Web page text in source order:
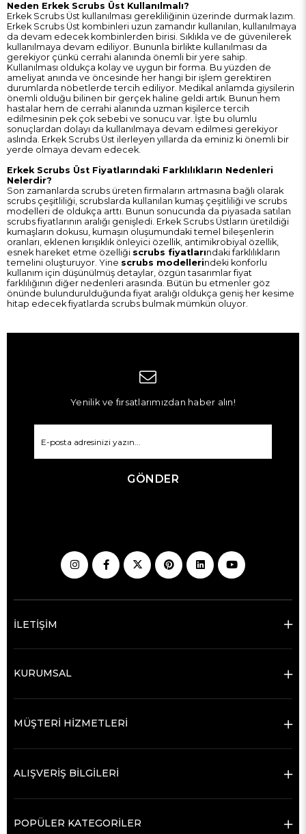
Neden Erkek Scrubs Üst Kullanılmalı?
Erkek Scrubs Üst kullanılması gerekliliğinin üzerinde durmak lazım.
Erkek Scrubs Üst kombinleri uzun zamandır kullanılan, kullanılmaya
da devam edecek kombinlerden birisi. Sıklıkla ve de güvenilerek
kullanılmaya devam ediliyor. Bununla birlikte kullanılması da
gerekiyor çünkü cerrahi alanında önemli bir yere sahip.
Kullanılması oldukça kolay ve uygun bir forma. Bu yüzden de
ameliyat anında ve öncesinde her hangi bir işlem gerektiren
durumlarda nöbetlerde tercih ediliyor. Medikal anlamda giysilerin
önemli olduğu bilinen bir gerçek haline geldi artık. Bunun hem
hastalar hem de cerrahi alanında uzman kişilerce tercih
edilmesinin pek çok sebebi ve sonucu var. İşte bu olumlu
sonuçlardan dolayı da kullanılmaya devam edilmesi gerekiyor
aslında. Erkek Scrubs Üst ilerleyen yıllarda da eminiz ki önemli bir
yerde olmaya devam edecek.
Erkek Scrubs Üst Fiyatlarındaki Farklılıkların Nedenleri
Nelerdir?
Son zamanlarda scrubs üreten firmaların artmasına bağlı olarak
scrubs çeşitliliği, scrubslarda kullanılan kumaş çeşitliliği ve scrubs
modelleri de oldukça arttı. Bunun sonucunda da piyasada satılan
scrubs fiyatlarının aralığı genişledi. Erkek Scrubs Üstların üretildiği
kumaşların dokusu, kumaşın oluşumundaki temel bileşenlerin
oranları, eklenen kırışıklık önleyici özellik, antimikrobiyal özellik,
esnek hareket etme özelliği scrubs fiyatlarındaki farklılıkların
temelini oluşturuyor. Yine scrubs modellerindeki konforlu
kullanım için düşünülmüş detaylar, özgün tasarımlar fiyat
farklılığının diğer nedenleri arasında. Bütün bu etmenler göz
önünde bulundurulduğunda fiyat aralığı oldukça geniş her kesime
hitap edecek fiyatlarda scrubs bulmak mümkün oluyor.
Yenilik ve fırsatlarımızdan haber alın!
GÖNDER
İLETİŞİM
KURUMSAL
MÜŞTERİ HİZMETLERİ
ALIŞVERİŞ BİLGİLERİ
POPÜLER KATEGORİLER